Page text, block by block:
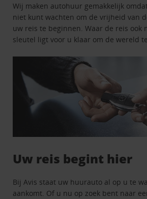
Wij maken autohuur gemakkelijk
niet kunt wachten om de vrijheid van
uw reis te beginnen. Waar de reis ook
sleutel ligt voor u klaar om de wereld
Uw reis begint hier
Bij Avis staat uw huurauto al op u te
aankomt. Of u nu op zoek bent naar